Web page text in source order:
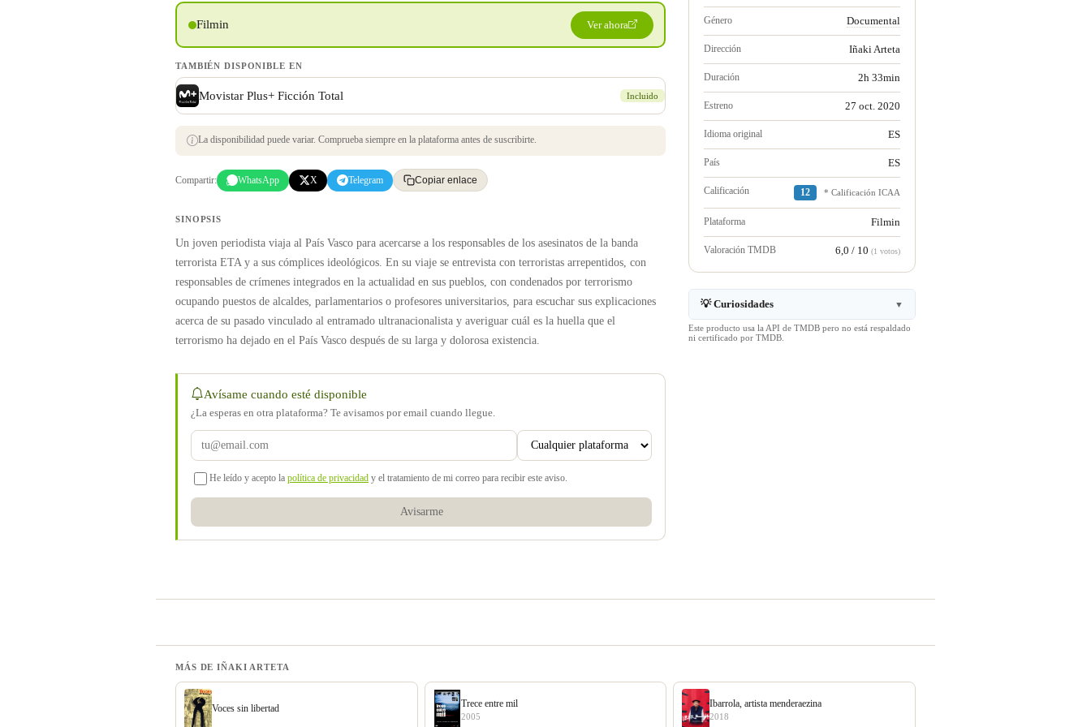
Filmin Ver ahora
TAMBIÉN DISPONIBLE EN
Movistar Plus+ Ficción Total Incluido
La disponibilidad puede variar. Comprueba siempre en la plataforma antes de suscribirte.
Compartir: WhatsApp X Telegram Copiar enlace
SINOPSIS
Un joven periodista viaja al País Vasco para acercarse a los responsables de los asesinatos de la banda
terrorista ETA y a sus cómplices ideológicos. En su viaje se entrevista con terroristas arrepentidos, con
responsables de crímenes integrados en la actualidad en sus pueblos, con condenados por terrorismo
ocupando puestos de alcaldes, parlamentarios o profesores universitarios, para escuchar sus explicaciones
acerca de su pasado vinculado al entramado ultranacionalista y averiguar cuál es la huella que el
terrorismo ha dejado en el País Vasco después de su larga y dolorosa existencia.
Avísame cuando esté disponible
¿La esperas en otra plataforma? Te avisamos por email cuando llegue.
He leído y acepto la política de privacidad y el tratamiento de mi correo para recibir este aviso.
Avisarme
Género Documental
Dirección Iñaki Arteta
Duración 2h 33min
Estreno 27 oct. 2020
Idioma original ES
País ES
Calificación 12 * Calificación ICAA
Plataforma Filmin
Valoración TMDB 6,0 / 10 (1 votos)
💡 Curiosidades ▼
Este producto usa la API de TMDB pero no está respaldado
ni certificado por TMDB.
MÁS DE IÑAKI ARTETA
Voces sin libertad Trece entre mil
2005
Ibarrola, artista menderaezina
2018